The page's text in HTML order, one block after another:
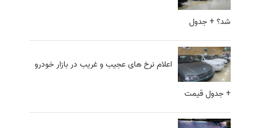
شد؟ + جدول
اعلام نرخ های عجیب و غریب در بازار خودرو
+ جدول قیمت